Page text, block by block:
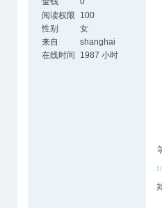
阅读权限
100
性别
女
来自
shanghai
在线时间
1987 小时